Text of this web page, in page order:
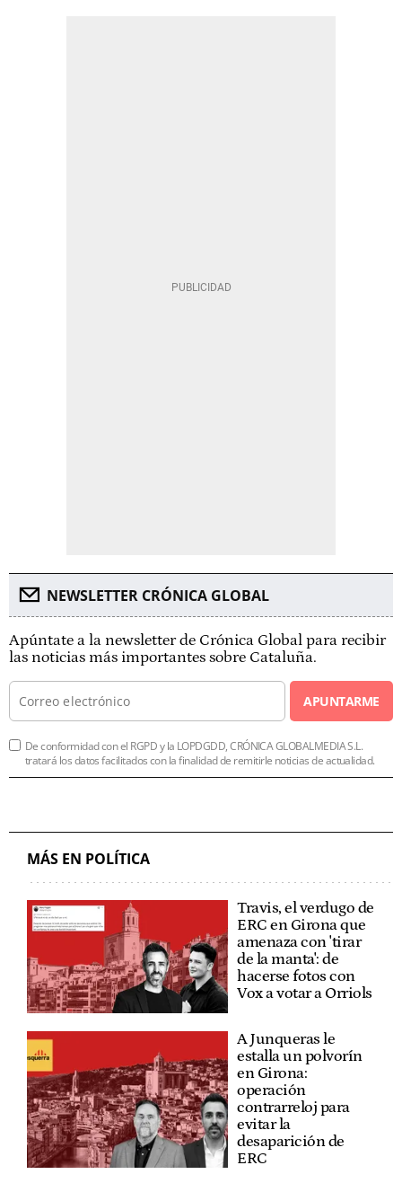
NEWSLETTER CRÓNICA GLOBAL
Apúntate a la newsletter de Crónica Global para recibir
las noticias más importantes sobre Cataluña.
APUNTARME
De conformidad con el RGPD y la LOPDGDD, CRÓNICA GLOBALMEDIA S.L.
tratará los datos facilitados con la finalidad de remitirle noticias de actualidad.
MÁS EN POLÍTICA
Travis, el verdugo de
ERC en Girona que
amenaza con 'tirar
de la manta': de
hacerse fotos con
Vox a votar a Orriols
A Junqueras le
estalla un polvorín
en Girona:
operación
contrarreloj para
evitar la
desaparición de
ERC